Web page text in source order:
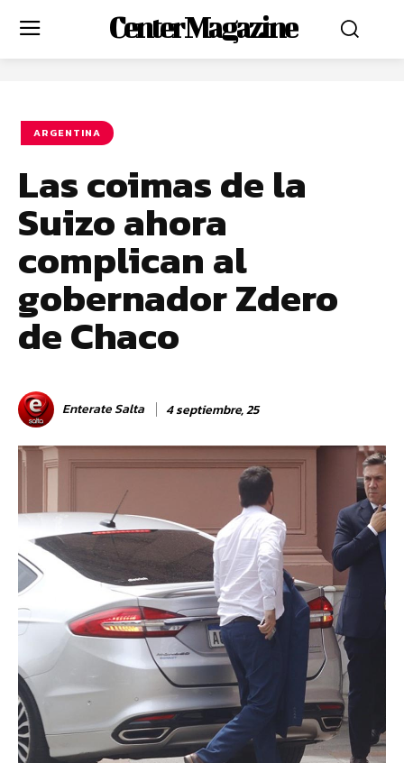
Center Magazine
ARGENTINA
Las coimas de la
Suizo ahora
complican al
gobernador Zdero
de Chaco
Enterate Salta 4 septiembre, 25